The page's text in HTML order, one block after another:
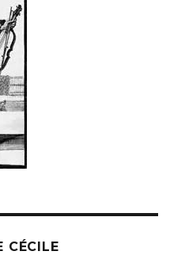
CÉCILE